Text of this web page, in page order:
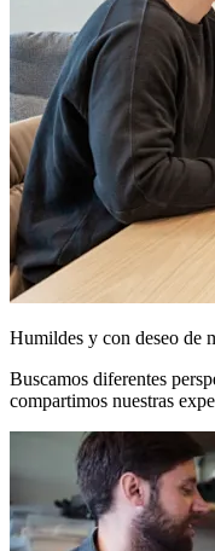
Humildes y con deseo de
Buscamos diferentes
compartimos nuestras